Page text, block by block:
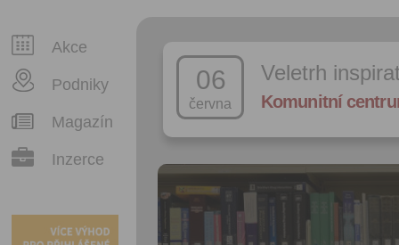
Akce
Podniky
Magazín
Inzerce
06
června
Veletrh
Komunitní